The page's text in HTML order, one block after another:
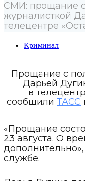
СМИ: прощание
журналисткой
телецентре
Криминал
Прощание с
Дарьей
в
сообщили ТАСС
«Прощание
23 августа. О
службе.